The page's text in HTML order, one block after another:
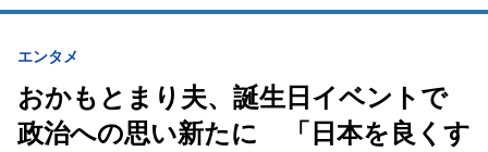
エンタメ
おかもとまり夫、誕生日イベントで
政治への思い新たに 「日本を良くす